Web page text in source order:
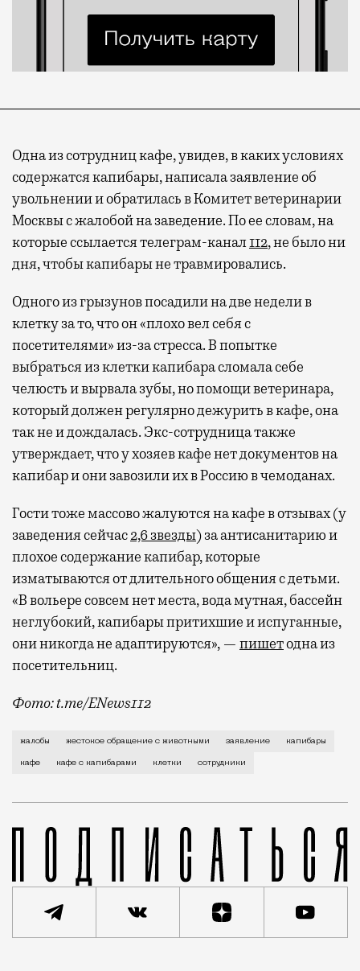
Одна из сотрудниц кафе, увидев, в каких условиях
содержатся капибары, написала заявление об
увольнении и обратилась в Комитет ветеринарии
Москвы с жалобой на заведение. По ее словам, на
которые ссылается телеграм-канал112, не было ни
дня, чтобы капибары не травмировались.
Одного из грызунов посадили на две недели в
клетку за то, что он «плохо вел себя с
посетителями» из-за стресса. В попытке
выбраться из клетки капибара сломала себе
челюсть и вырвала зубы, но помощи ветеринара,
который должен регулярно дежурить в кафе, она
так не и дождалась. Экс-сотрудница также
утверждает, что у хозяев кафе нет документов на
капибар и они завозили их в Россию в чемоданах.
Гости тоже массово жалуются на кафе в отзывах (у
заведения сейчас2,6 звезды) за антисанитарию и
плохое содержание капибар, которые
изматываются от длительного общения с детьми.
«В вольере совсем нет места, вода мутная, бассейн
неглубокий, капибары притихшие и испуганные,
они никогда не адаптируются», — пишетодна из
посетительниц.
Фото: t.me/ENews112
С момента открытия нового контактного кафе с
жалобы жестокое обращение с животными заявление капибары
кафе кафе с капибарами клетки сотрудники